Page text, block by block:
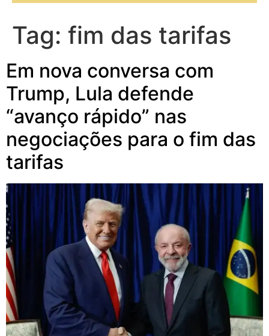
Tag: fim das tarifas
Em nova conversa com
Trump, Lula defende
“avanço rápido” nas
negociações para o fim das
tarifas